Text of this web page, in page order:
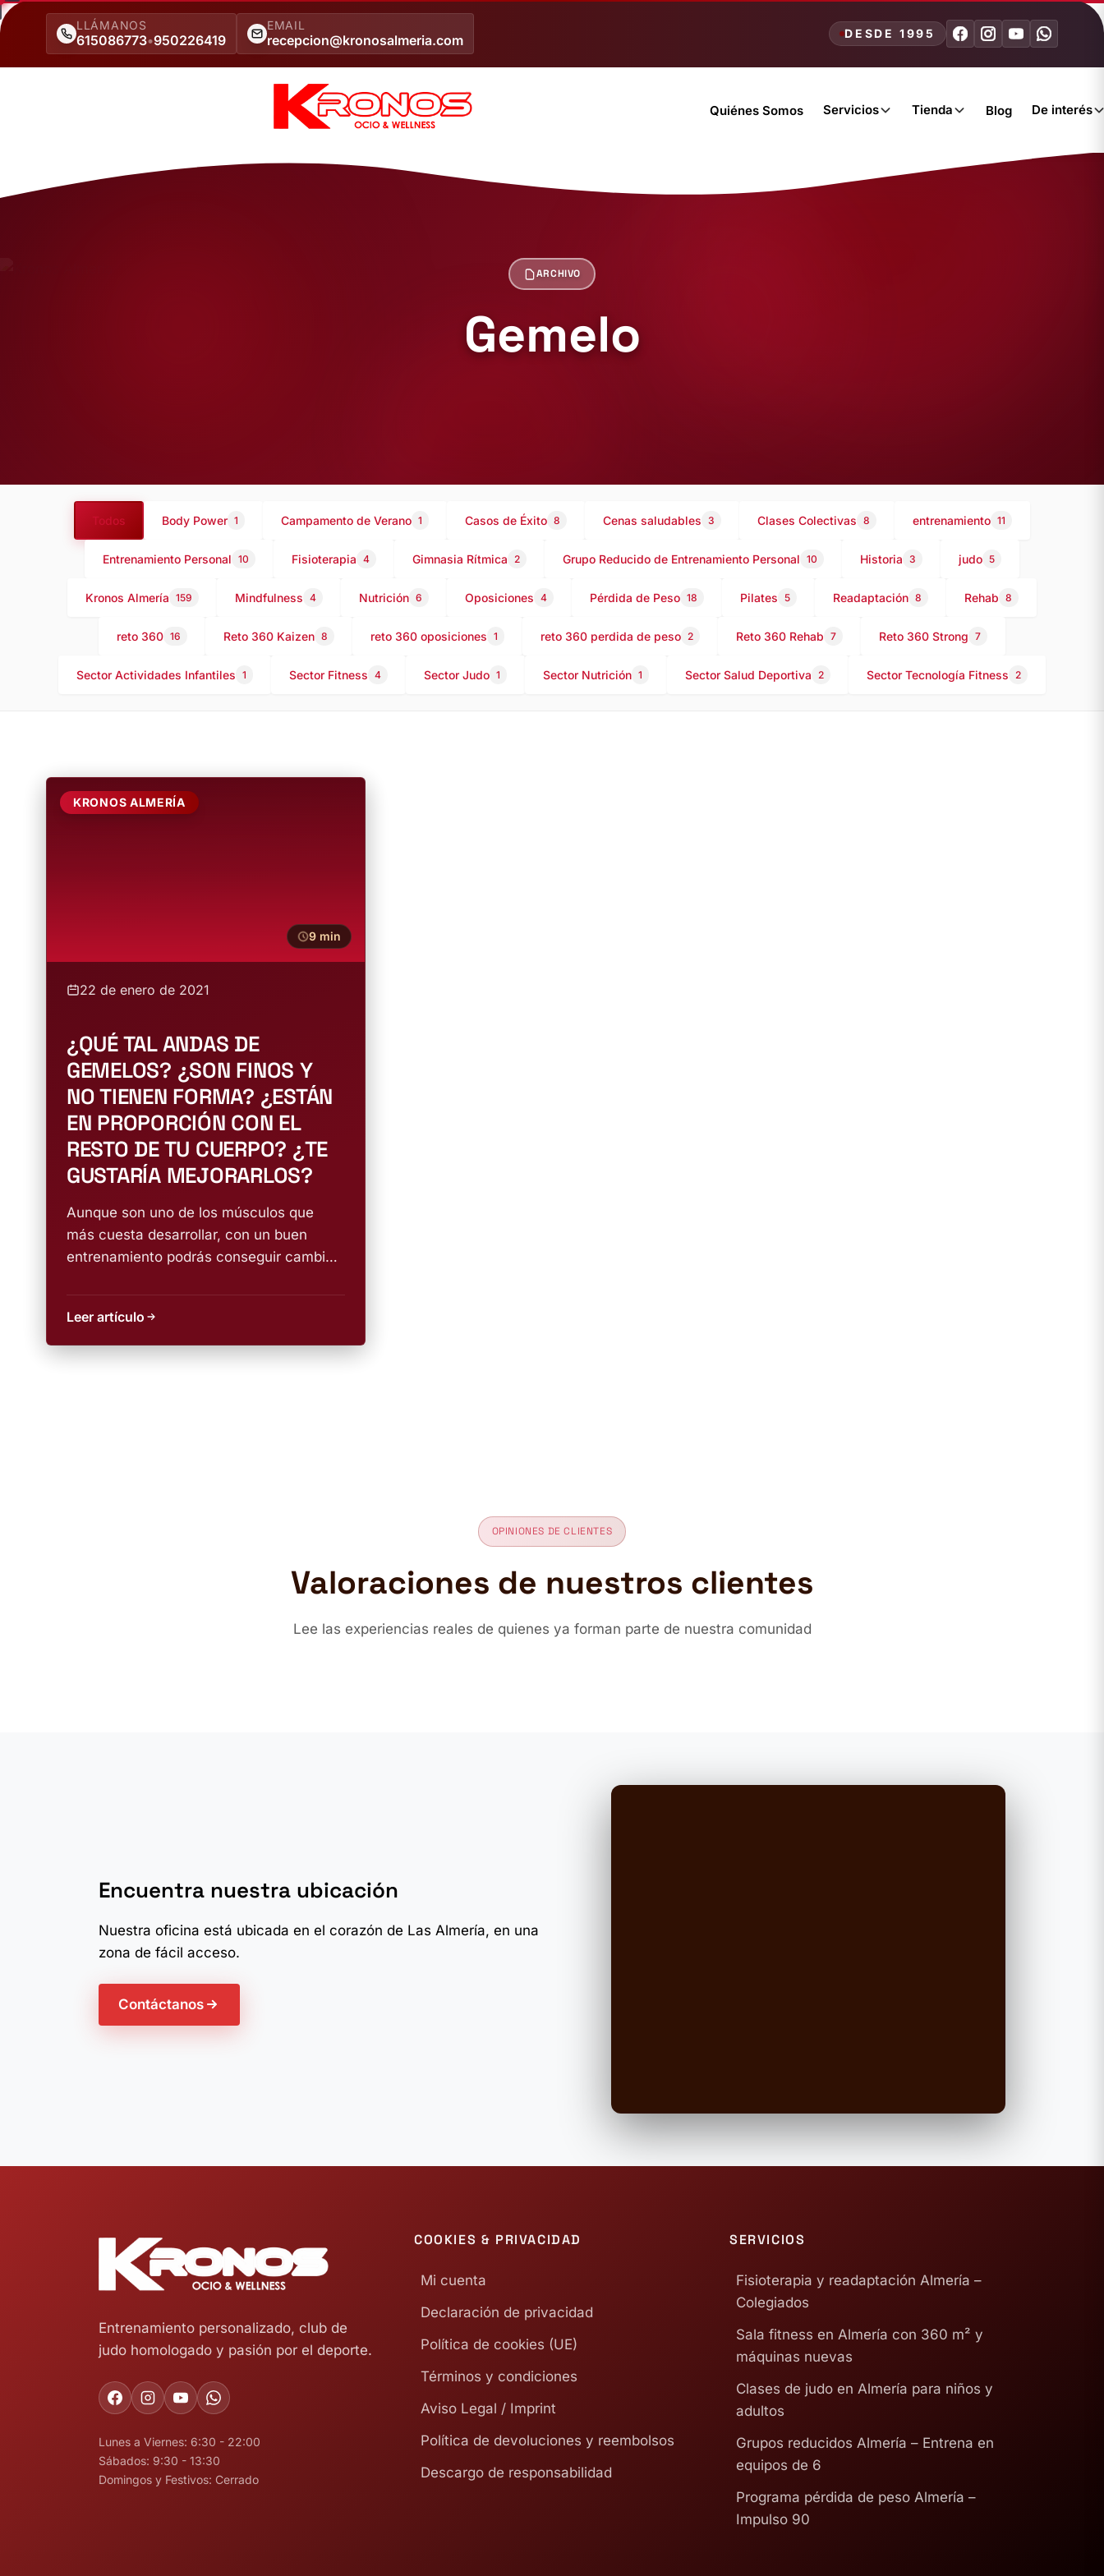
LLÁMANOS
615086773•950226419
EMAIL
recepcion@kronosalmeria.com DESDE 1995
Quiénes Somos Servicios Tienda Blog De interés
ARCHIVO
Gemelo
Todos Body Power 1 Campamento de Verano 1 Casos de Éxito 8 Cenas saludables 3 Clases Colectivas 8 entrenamiento 11
Entrenamiento Personal 10 Fisioterapia 4 Gimnasia Rítmica 2 Grupo Reducido de Entrenamiento Personal 10 Historia 3 judo 5
Kronos Almería 159 Mindfulness 4 Nutrición 6 Oposiciones 4 Pérdida de Peso 18 Pilates 5 Readaptación 8 Rehab 8
reto 360 16 Reto 360 Kaizen 8 reto 360 oposiciones 1 reto 360 perdida de peso 2 Reto 360 Rehab 7 Reto 360 Strong 7
Sector Actividades Infantiles 1 Sector Fitness 4 Sector Judo 1 Sector Nutrición 1 Sector Salud Deportiva 2 Sector Tecnología Fitness 2
KRONOS ALMERÍA
9 min
22 de enero de 2021
¿QUÉ TAL ANDAS DE
GEMELOS? ¿SON FINOS Y
NO TIENEN FORMA? ¿ESTÁN
EN PROPORCIÓN CON EL
RESTO DE TU CUERPO? ¿TE
GUSTARÍA MEJORARLOS?
Aunque son uno de los músculos que
más cuesta desarrollar, con un buen
entrenamiento podrás conseguir cambios
Leer artículo
OPINIONES DE CLIENTES
Valoraciones de nuestros clientes
Lee las experiencias reales de quienes ya forman parte de nuestra comunidad
Encuentra nuestra ubicación
Nuestra oficina está ubicada en el corazón de Las Almería, en una
zona de fácil acceso.
Contáctanos
Entrenamiento personalizado, club de
judo homologado y pasión por el deporte.
Lunes a Viernes: 6:30 - 22:00
Sábados: 9:30 - 13:30
Domingos y Festivos: Cerrado
COOKIES & PRIVACIDAD
Mi cuenta
Declaración de privacidad
Política de cookies (UE)
Términos y condiciones
Aviso Legal / Imprint
Política de devoluciones y reembolsos
Descargo de responsabilidad
SERVICIOS
Fisioterapia y readaptación Almería –
Colegiados
Sala fitness en Almería con 360 m² y
máquinas nuevas
Clases de judo en Almería para niños y
adultos
Grupos reducidos Almería – Entrena en
equipos de 6
Programa pérdida de peso Almería –
Impulso 90